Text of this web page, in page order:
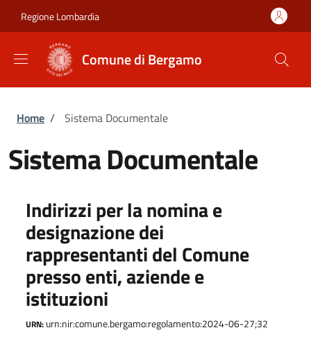
Regione Lombardia
Comune di Bergamo
Briciole di pane
Home / Sistema Documentale
Sistema Documentale
Indirizzi per la nomina e
designazione dei
rappresentanti del Comune
presso enti, aziende e
istituzioni
URN: urn:nir:comune.bergamo:regolamento:2024-06-27;32